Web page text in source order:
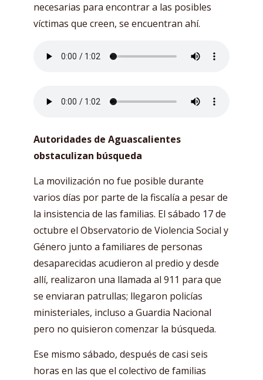
necesarias para encontrar a las posibles
víctimas que creen, se encuentran ahí.
Autoridades de Aguascalientes
obstaculizan búsqueda
La movilización no fue posible durante
varios días por parte de la fiscalía a pesar de
la insistencia de las familias. El sábado 17 de
octubre el Observatorio de Violencia Social y
Género junto a familiares de personas
desaparecidas acudieron al predio y desde
allí, realizaron una llamada al 911 para que
se enviaran patrullas; llegaron policías
ministeriales, incluso a Guardia Nacional
pero no quisieron comenzar la búsqueda.
Ese mismo sábado, después de casi seis
horas en las que el colectivo de familias